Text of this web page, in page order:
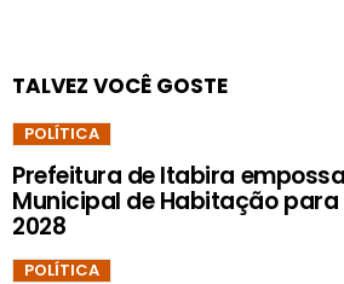
TALVEZ VOCÊ GOSTE
POLÍTICA
Prefeitura de Itabira
Municipal de Habitação para
2028
POLÍTICA